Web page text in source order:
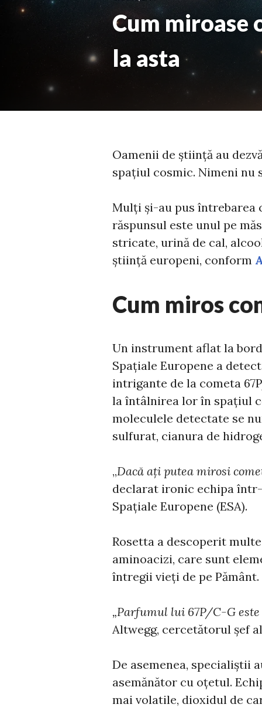
Cum miroase
la asta
Oamenii de știință au
spațiul cosmic. Nimeni nu
Mulți și-au pus întrebarea
răspunsul este unul pe
stricate, urină de cal,
știință europeni, conform
Cum miros
Un instrument aflat la
Spațiale Europene a
intrigante de la cometa
la întâlnirea lor în spațiul
moleculele detectate se
sulfurat, cianura de
„Dacă ați putea mirosi
declarat ironic echipa
Spațiale Europene (ESA).
Rosetta a descoperit
aminoacizi, care sunt
întregii vieți de pe Pământ.
„Parfumul lui 67P/C-G
Altwegg, cercetătorul șef
De asemenea, specialiștii
asemănător cu oțetul.
mai volatile, dioxidul de